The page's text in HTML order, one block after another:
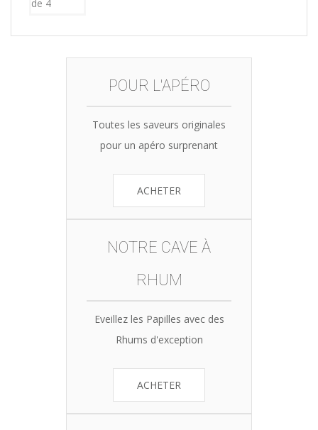
POUR L'APÉRO
Toutes les saveurs originales
pour un apéro surprenant
ACHETER
NOTRE CAVE À
RHUM
Eveillez les Papilles avec des
Rhums d'exception
ACHETER